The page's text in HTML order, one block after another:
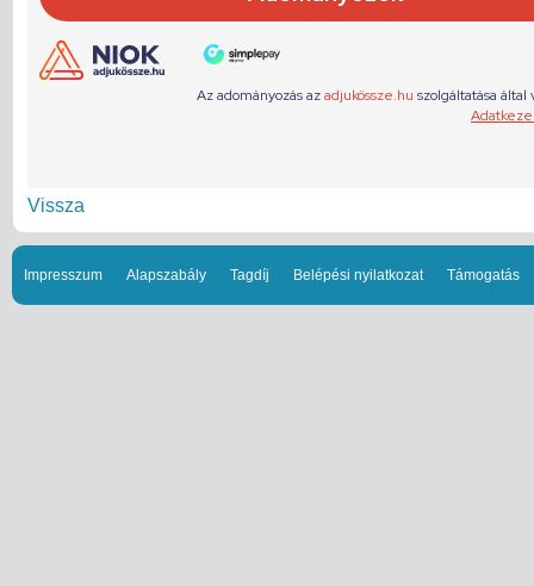
Vissza
Impresszum Alapszabály Tagdíj Belépési nyilatkozat Támogatás